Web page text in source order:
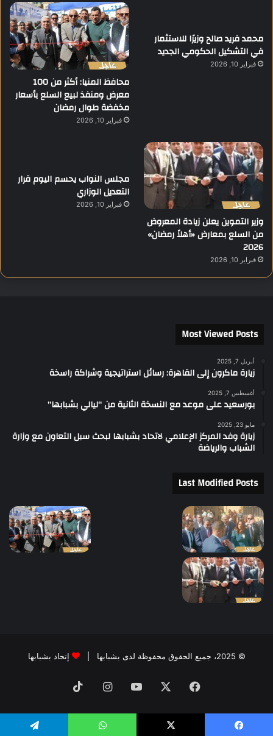
محمد فريد صالح وزيرًا للاستثمار
في التشكيل الحكومي الجديد
فبراير 10, 2026
محافظ المنيا: أكثر من 100
معرض ومنفذ لبيع السلع بأسعار
مخفضة طوال رمضان
فبراير 10, 2026
وزير التموين يعلن زيادة المعروض
من السلع بمعارض «أهلاً رمضان»
2026
فبراير 10, 2026
مجلس النواب يحسم اليوم قرار
التعديل الوزاري
فبراير 10, 2026
Most Viewed Posts
أبريل 7, 2025
زيارة ماكرون إلى القاهرة: رسائل استراتيجية وشراكة راسخة
أغسطس 7, 2025
بورسعيد على موعد مع النسخة الثانية من “ليالي بشبابها”
مايو 23, 2025
زيارة وفد المركز الإعلامي لاتحاد بشبابها لبحث سبل التعاون مع وزارة
الشباب والرياضة
Last Modified Posts
© 2025، جميع الحقوق محفوظة لدى بشبابها | إتحاد بشبابها
فيسبوك ‫YouTubeانستقرام